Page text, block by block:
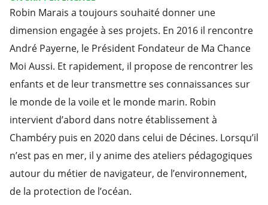
Robin Marais a toujours souhaité donner une
dimension engagée à ses projets. En 2016 il rencontre
André Payerne, le Président Fondateur de Ma Chance
Moi Aussi. Et rapidement, il propose de rencontrer les
enfants et de leur transmettre ses connaissances sur
le monde de la voile et le monde marin. Robin
intervient d’abord dans notre établissement à
Chambéry puis en 2020 dans celui de Décines. Lorsqu’il
n’est pas en mer, il y anime des ateliers pédagogiques
autour du métier de navigateur, de l’environnement,
de la protection de l’océan.